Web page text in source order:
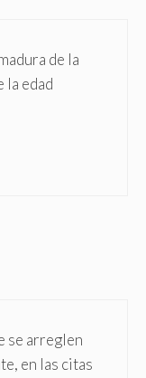
de la
la edad
se arreglen
en las citas